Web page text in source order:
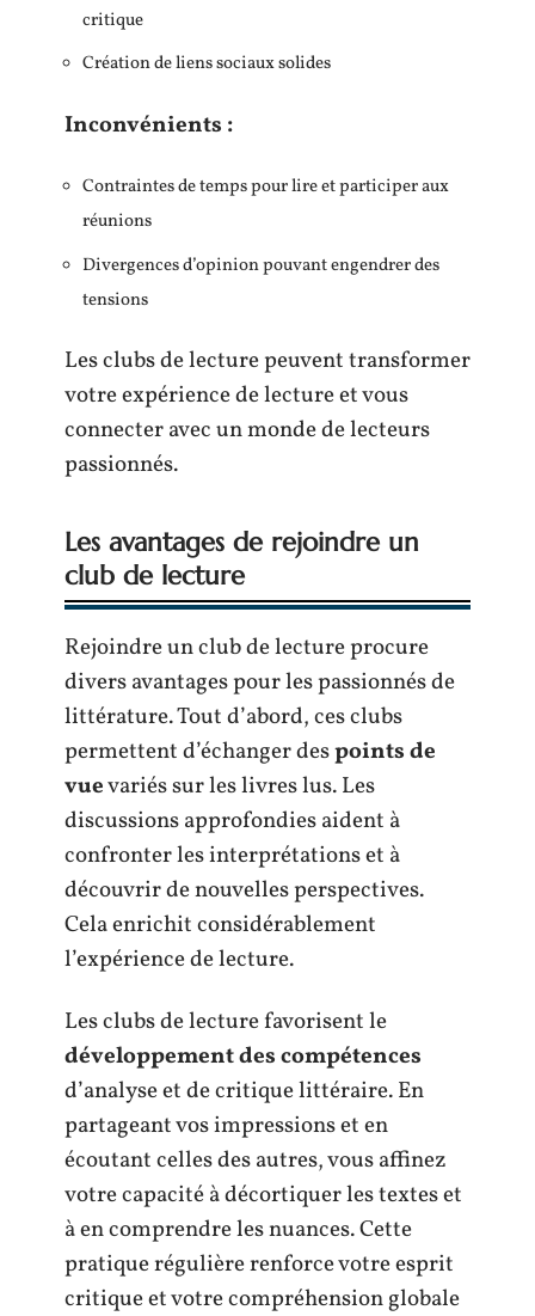
critique
Création de liens sociaux solides
Inconvénients :
Contraintes de temps pour lire et participer aux
réunions
Divergences d’opinion pouvant engendrer des
tensions
Les clubs de lecture peuvent transformer
votre expérience de lecture et vous
connecter avec un monde de lecteurs
passionnés.
Les avantages de rejoindre un
club de lecture
Rejoindre un club de lecture procure
divers avantages pour les passionnés de
littérature. Tout d’abord, ces clubs
permettent d’échanger despoints de
vuevariés sur les livres lus. Les
discussions approfondies aident à
confronter les interprétations et à
découvrir de nouvelles perspectives.
Cela enrichit considérablement
l’expérience de lecture.
Les clubs de lecture favorisent le
développement des compétences
d’analyse et de critique littéraire. En
partageant vos impressions et en
écoutant celles des autres, vous affinez
votre capacité à décortiquer les textes et
à en comprendre les nuances. Cette
pratique régulière renforce votre esprit
critique et votre compréhension globale